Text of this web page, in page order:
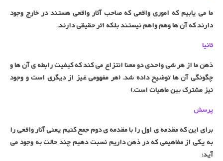
ما می یابیم که اموری واقعی که صاحب آثار واقعی هستند در خارج وجود
دارند که آن ها وهم واهم نیستند بلکه اثر حقیقی دارند.
ثانیا
ذهن ما از هر شی واحدی دو معنا انتزاع می کند که کیفیت رابطه ی آن ها و
چگونگی آن ها توضیح داده شد. (هر مفهومی غیز از دیگری است و وجود
نیز مشترک بین ماهیات است.)
پرسش
برای این که مقدمه ی اول را با مقدمه ی دوم جمع کنیم یعنی آثار واقعی را
به یکی از مفاهیمی که در ذهن داریم نسبت دهیم چند حالت به وجود می
آید: